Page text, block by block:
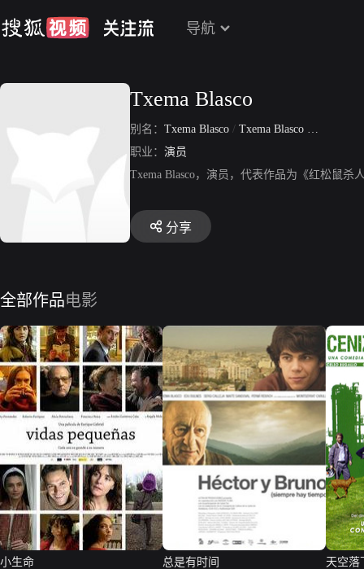
导航
Txema Blasco
别名： Txema Blasco / Txema Blasco Etxeguren
职业： 演员
Txema Blasco，演员，代表作品为《红松鼠
分享
全部作品电影
小生命
总是有时间
天空落